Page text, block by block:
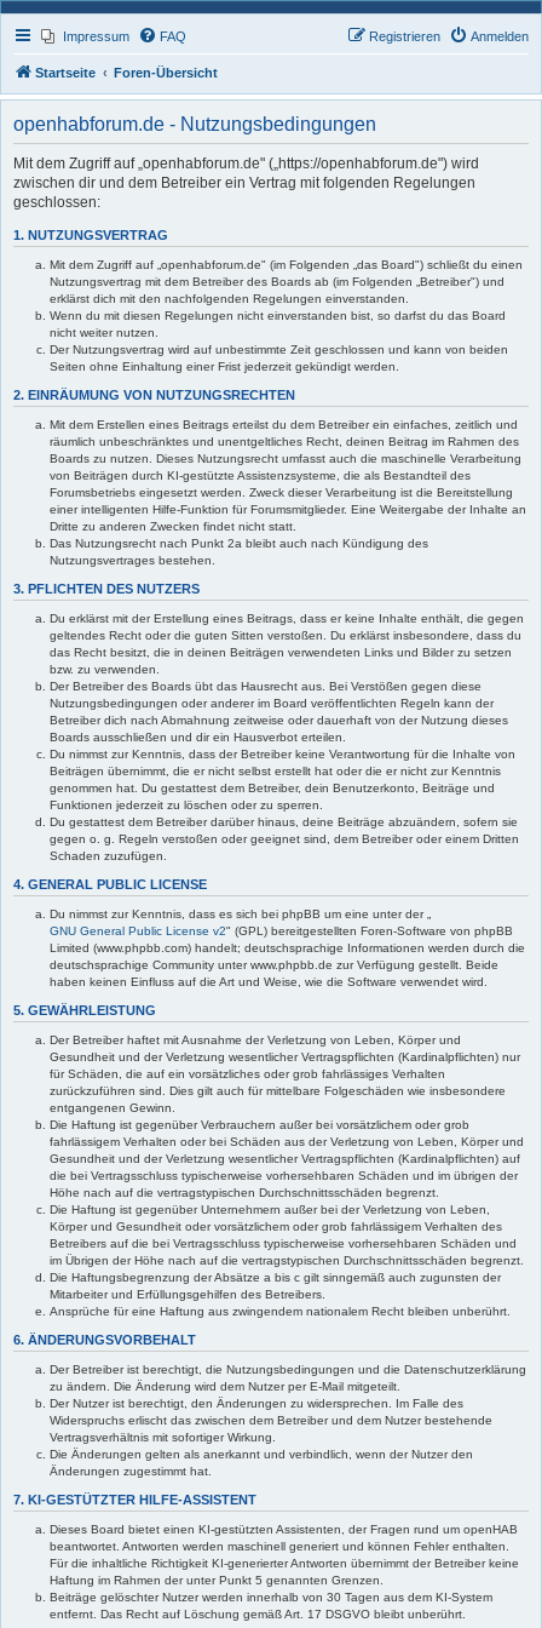
Impressum FAQ Anmelden
Registrieren
Startseite Foren-Übersicht
openhabforum.de - Nutzungsbedingungen
Mit dem Zugriff auf „openhabforum.de" („https://openhabforum.de") wird
zwischen dir und dem Betreiber ein Vertrag mit folgenden Regelungen
geschlossen:
1. NUTZUNGSVERTRAG
Mit dem Zugriff auf „openhabforum.de" (im Folgenden „das Board") schließt du einen
Nutzungsvertrag mit dem Betreiber des Boards ab (im Folgenden „Betreiber") und
erklärst dich mit den nachfolgenden Regelungen einverstanden.
Wenn du mit diesen Regelungen nicht einverstanden bist, so darfst du das Board
nicht weiter nutzen.
Der Nutzungsvertrag wird auf unbestimmte Zeit geschlossen und kann von beiden
Seiten ohne Einhaltung einer Frist jederzeit gekündigt werden.
2. EINRÄUMUNG VON NUTZUNGSRECHTEN
Mit dem Erstellen eines Beitrags erteilst du dem Betreiber ein einfaches, zeitlich und
räumlich unbeschränktes und unentgeltliches Recht, deinen Beitrag im Rahmen des
Boards zu nutzen. Dieses Nutzungsrecht umfasst auch die maschinelle Verarbeitung
von Beiträgen durch KI-gestützte Assistenzsysteme, die als Bestandteil des
Forumsbetriebs eingesetzt werden. Zweck dieser Verarbeitung ist die Bereitstellung
einer intelligenten Hilfe-Funktion für Forumsmitglieder. Eine Weitergabe der Inhalte an
Dritte zu anderen Zwecken findet nicht statt.
Das Nutzungsrecht nach Punkt 2a bleibt auch nach Kündigung des
Nutzungsvertrages bestehen.
3. PFLICHTEN DES NUTZERS
Du erklärst mit der Erstellung eines Beitrags, dass er keine Inhalte enthält, die gegen
geltendes Recht oder die guten Sitten verstoßen. Du erklärst insbesondere, dass du
das Recht besitzt, die in deinen Beiträgen verwendeten Links und Bilder zu setzen
bzw. zu verwenden.
Der Betreiber des Boards übt das Hausrecht aus. Bei Verstößen gegen diese
Nutzungsbedingungen oder anderer im Board veröffentlichten Regeln kann der
Betreiber dich nach Abmahnung zeitweise oder dauerhaft von der Nutzung dieses
Boards ausschließen und dir ein Hausverbot erteilen.
Du nimmst zur Kenntnis, dass der Betreiber keine Verantwortung für die Inhalte von
Beiträgen übernimmt, die er nicht selbst erstellt hat oder die er nicht zur Kenntnis
genommen hat. Du gestattest dem Betreiber, dein Benutzerkonto, Beiträge und
Funktionen jederzeit zu löschen oder zu sperren.
Du gestattest dem Betreiber darüber hinaus, deine Beiträge abzuändern, sofern sie
gegen o. g. Regeln verstoßen oder geeignet sind, dem Betreiber oder einem Dritten
Schaden zuzufügen.
4. GENERAL PUBLIC LICENSE
Du nimmst zur Kenntnis, dass es sich bei phpBB um eine unter der „
GNU General Public License v2" (GPL) bereitgestellten Foren-Software von phpBB
Limited (www.phpbb.com) handelt; deutschsprachige Informationen werden durch die
deutschsprachige Community unter www.phpbb.de zur Verfügung gestellt. Beide
haben keinen Einfluss auf die Art und Weise, wie die Software verwendet wird.
5. GEWÄHRLEISTUNG
Der Betreiber haftet mit Ausnahme der Verletzung von Leben, Körper und
Gesundheit und der Verletzung wesentlicher Vertragspflichten (Kardinalpflichten) nur
für Schäden, die auf ein vorsätzliches oder grob fahrlässiges Verhalten
zurückzuführen sind. Dies gilt auch für mittelbare Folgeschäden wie insbesondere
entgangenen Gewinn.
Die Haftung ist gegenüber Verbrauchern außer bei vorsätzlichem oder grob
fahrlässigem Verhalten oder bei Schäden aus der Verletzung von Leben, Körper und
Gesundheit und der Verletzung wesentlicher Vertragspflichten (Kardinalpflichten) auf
die bei Vertragsschluss typischerweise vorhersehbaren Schäden und im übrigen der
Höhe nach auf die vertragstypischen Durchschnittsschäden begrenzt.
Die Haftung ist gegenüber Unternehmern außer bei der Verletzung von Leben,
Körper und Gesundheit oder vorsätzlichem oder grob fahrlässigem Verhalten des
Betreibers auf die bei Vertragsschluss typischerweise vorhersehbaren Schäden und
im Übrigen der Höhe nach auf die vertragstypischen Durchschnittsschäden begrenzt.
Die Haftungsbegrenzung der Absätze a bis c gilt sinngemäß auch zugunsten der
Mitarbeiter und Erfüllungsgehilfen des Betreibers.
Ansprüche für eine Haftung aus zwingendem nationalem Recht bleiben unberührt.
6. ÄNDERUNGSVORBEHALT
Der Betreiber ist berechtigt, die Nutzungsbedingungen und die Datenschutzerklärung
zu ändern. Die Änderung wird dem Nutzer per E-Mail mitgeteilt.
Der Nutzer ist berechtigt, den Änderungen zu widersprechen. Im Falle des
Widerspruchs erlischt das zwischen dem Betreiber und dem Nutzer bestehende
Vertragsverhältnis mit sofortiger Wirkung.
Die Änderungen gelten als anerkannt und verbindlich, wenn der Nutzer den
Änderungen zugestimmt hat.
7. KI-GESTÜTZTER HILFE-ASSISTENT
Dieses Board bietet einen KI-gestützten Assistenten, der Fragen rund um openHAB
beantwortet. Antworten werden maschinell generiert und können Fehler enthalten.
Für die inhaltliche Richtigkeit KI-generierter Antworten übernimmt der Betreiber keine
Haftung im Rahmen der unter Punkt 5 genannten Grenzen.
Beiträge gelöschter Nutzer werden innerhalb von 30 Tagen aus dem KI-System
entfernt. Das Recht auf Löschung gemäß Art. 17 DSGVO bleibt unberührt.